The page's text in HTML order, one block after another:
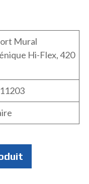
Mural
Hi-Flex, 420